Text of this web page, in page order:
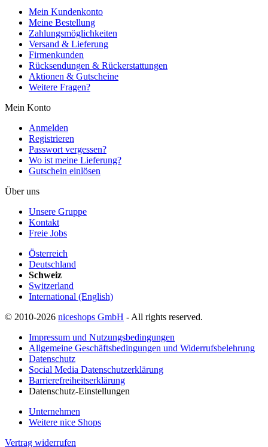
Mein Kundenkonto
Meine Bestellung
Zahlungsmöglichkeiten
Versand & Lieferung
Firmenkunden
Rücksendungen & Rückerstattungen
Aktionen & Gutscheine
Weitere Fragen?
Mein Konto
Anmelden
Registrieren
Passwort vergessen?
Wo ist meine Lieferung?
Gutschein einlösen
Über uns
Unsere Gruppe
Kontakt
Freie Jobs
Österreich
Deutschland
Schweiz
Switzerland
International (English)
© 2010-2026 niceshops GmbH - All rights reserved.
Impressum und Nutzungsbedingungen
Allgemeine Geschäftsbedingungen und Widerrufsbelehrung
Datenschutz
Social Media Datenschutzerklärung
Barrierefreiheitserklärung
Datenschutz-Einstellungen
Unternehmen
Weitere nice Shops
Vertrag widerrufen